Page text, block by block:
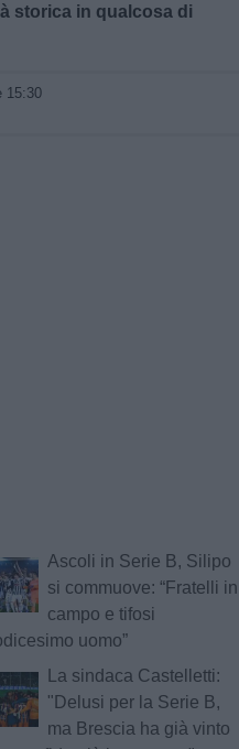
storica in qualcosa di
15:30
Ascoli in Serie B, Silipo
si commuove: “Fratelli in
campo e tifosi
uomo”
La sindaca Castelletti:
"Delusi per la Serie B,
ma Brescia ha già vinto